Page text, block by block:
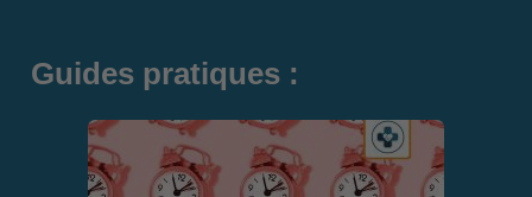
Guides pratiques :